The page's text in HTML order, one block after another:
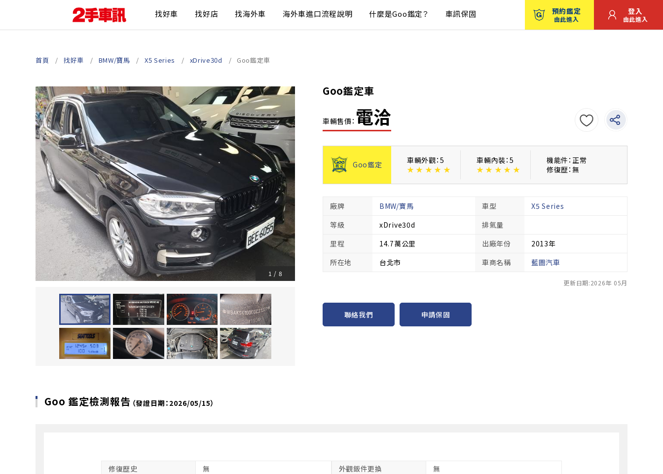
找好車 找好店 找海外車 海外車進口流程說明 什麼是Goo鑑定？ 車訊保固 預約鑑定
由此進入
登入
由此進入
首頁 找好車 BMW/寶馬 X5 Series xDrive30d Goo鑑定車
Goo鑑定車
車輛售價： 電洽
1 / 8
Goo鑑定
車輛外觀：5
★ ★ ★ ★ ★
車輛內裝：5
★ ★ ★ ★ ★
機能件：正常
修復歴：無
廠牌 BMW/寶馬 車型
X5 Series
等級
xDrive30d
排氣量
里程
14.7萬公里 出廠年份
2013年
所在地
台北市 車商名稱 藍圖汽車
更新日期:2026年 05月
聯絡我們 申請保固
Goo 鑑定檢測報告 （發證日期：2026/05/15）
修復歴史 無 外觀鈑件更換
無